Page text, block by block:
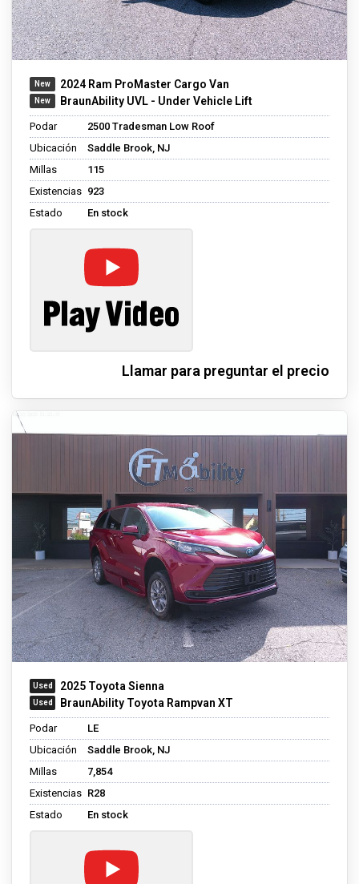
2024 Ram ProMaster Cargo Van
BraunAbility UVL - Under Vehicle Lift
Podar
2500 Tradesman Low Roof
Ubicación
Saddle Brook, NJ
Millas
115
Existencias 923
Estado
En stock
Llamar para preguntar el precio
2025 Toyota Sienna
BraunAbility Toyota Rampvan XT
Podar
LE
Ubicación
Saddle Brook, NJ
Millas
7,854
Existencias R28
Estado
En stock